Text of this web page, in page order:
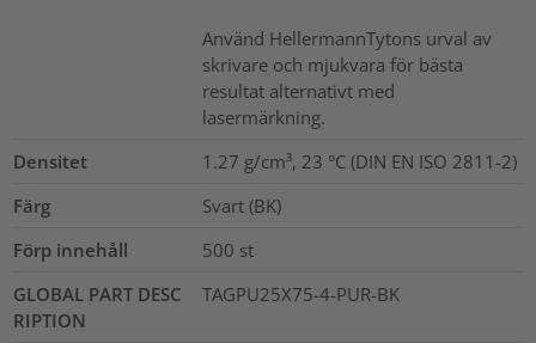
Använd HellermannTytons urval av
skrivare och mjukvara för bästa
resultat alternativt med
lasermärkning.
Densitet
1.27 g/cm³, 23 °C (DIN EN ISO 2811-2)
Färg
Svart (BK)
Förp innehåll
500 st
GLOBAL PART DESC
RIPTION
TAGPU25X75-4-PUR-BK